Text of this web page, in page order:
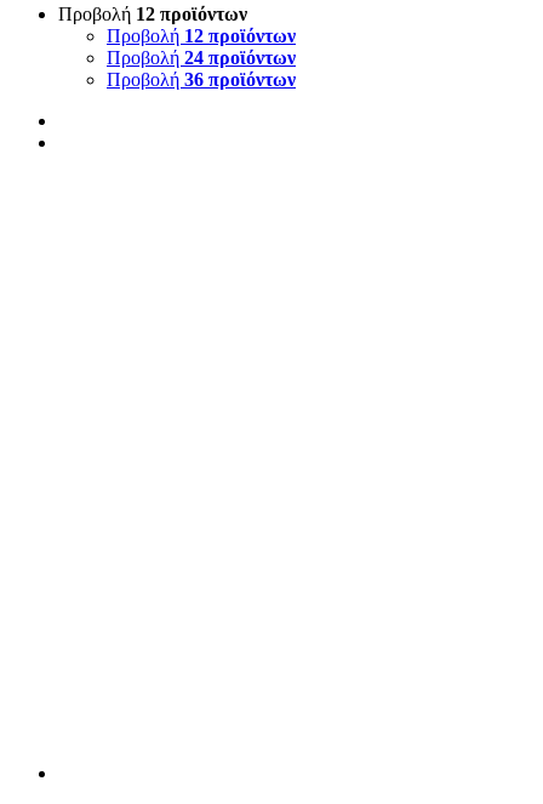
Προβολή 12 προϊόντων
Προβολή 12 προϊόντων
Προβολή 24 προϊόντων
Προβολή 36 προϊόντων